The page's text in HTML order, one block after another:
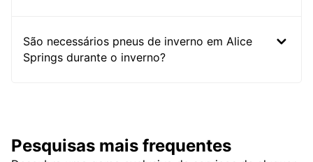
São necessários pneus de inverno em Alice
Springs durante o inverno?
Pesquisas mais frequentes